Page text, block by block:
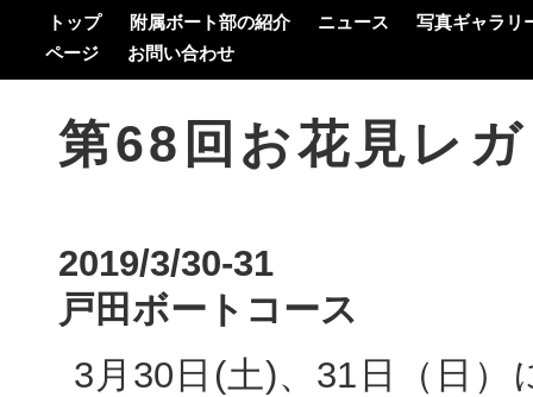
トップ 附属ボート部の紹介 ニュース
写真ギャラリ
ページ
お問い合わせ
第68回お花見
2019/3/30-31
戸田ボートコース
3月30日(土)、31日（日